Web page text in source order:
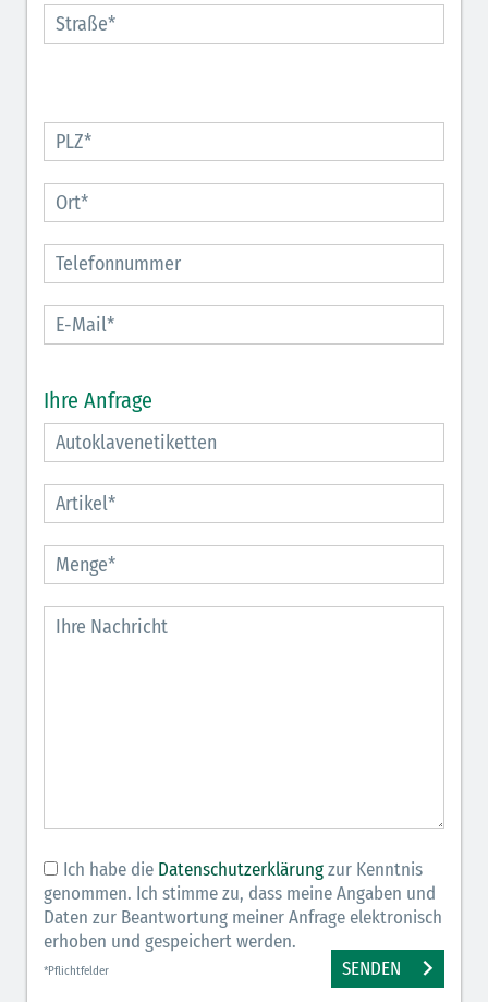
Ihre Anfrage
Ich habe die Datenschutzerklärungzur Kenntnis
genommen. Ich stimme zu, dass meine Angaben und
Daten zur Beantwortung meiner Anfrage elektronisch
erhoben und gespeichert werden.
*Pflichtfelder SENDEN